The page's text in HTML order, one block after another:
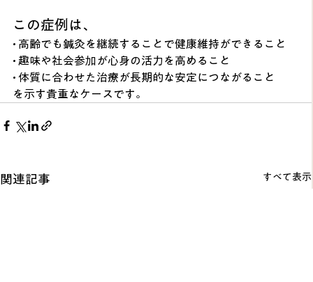
この症例は、
• 高齢でも鍼灸を継続することで健康維持ができること
• 趣味や社会参加が心身の活力を高めること
• 体質に合わせた治療が長期的な安定につながること
を示す貴重なケースです。
関連記事 すべて表示